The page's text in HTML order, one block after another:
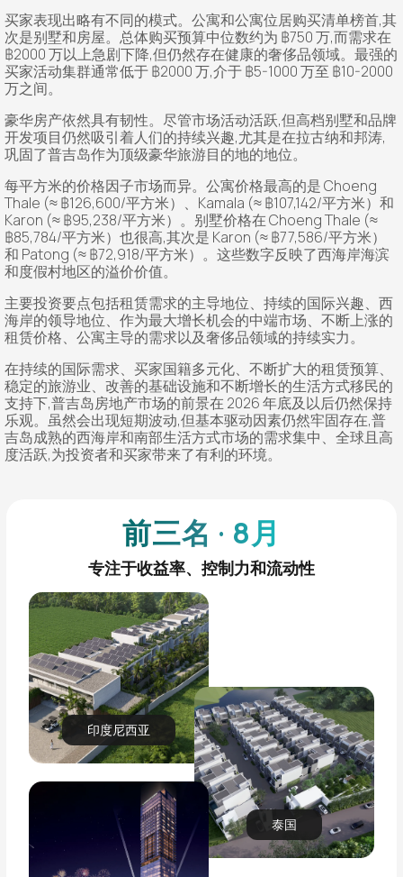
前三名 · 8月
专注于收益率、控制力和流动性
印度尼西亚
泰国
买家表现出略有不同的模式。公寓和公寓位居购买清单榜首,其
次是别墅和房屋。总体购买预算中位数约为 ฿750 万,而需求在
฿2000 万以上急剧下降,但仍然存在健康的奢侈品领域。最强的
买家活动集群通常低于 ฿2000 万,介于 ฿5-1000 万至 ฿10-2000
万之间。
豪华房产依然具有韧性。尽管市场活动活跃,但高档别墅和品牌
开发项目仍然吸引着人们的持续兴趣,尤其是在拉古纳和邦涛,
巩固了普吉岛作为顶级豪华旅游目的地的地位。
每平方米的价格因子市场而异。公寓价格最高的是 Choeng
Thale (≈ ฿126,600/平方米）、Kamala (≈ ฿107,142/平方米）和
Karon (≈ ฿95,238/平方米）。别墅价格在 Choeng Thale (≈
฿85,784/平方米）也很高,其次是 Karon (≈ ฿77,586/平方米）
和 Patong (≈ ฿72,918/平方米）。这些数字反映了西海岸海滨
和度假村地区的溢价价值。
主要投资要点包括租赁需求的主导地位、持续的国际兴趣、西
海岸的领导地位、作为最大增长机会的中端市场、不断上涨的
租赁价格、公寓主导的需求以及奢侈品领域的持续实力。
在持续的国际需求、买家国籍多元化、不断扩大的租赁预算、
稳定的旅游业、改善的基础设施和不断增长的生活方式移民的
支持下,普吉岛房地产市场的前景在 2026 年底及以后仍然保持
乐观。虽然会出现短期波动,但基本驱动因素仍然牢固存在,普
吉岛成熟的西海岸和南部生活方式市场的需求集中、全球且高
度活跃,为投资者和买家带来了有利的环境。